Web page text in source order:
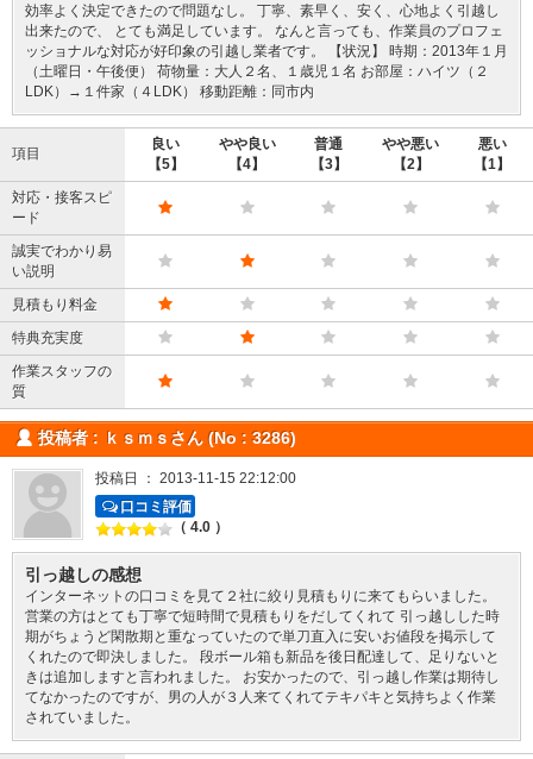
効率よく決定できたので問題なし。 丁寧、素早く、安く、心地よく引越し
出来たので、 とても満足しています。 なんと言っても、作業員のプロフェ
ッショナルな対応が好印象の引越し業者です。 【状況】 時期：2013年１月
（土曜日・午後便） 荷物量：大人２名、１歳児１名 お部屋：ハイツ（２
LDK）→１件家（４LDK） 移動距離：同市内
項目
良い
【5】
やや良い
【4】
普通
【3】
やや悪い
【2】
悪い
【1】
対応・接客スピ
ード
誠実でわかり易
い説明
見積もり料金
特典充実度
作業スタッフの
質
投稿者 : ｋｓｍｓさん (No : 3286)
投稿日 ： 2013-11-15 22:12:00
口コミ評価
（ 4.0 ）
引っ越しの感想
インターネットの口コミを見て２社に絞り見積もりに来てもらいました。
営業の方はとても丁寧で短時間で見積もりをだしてくれて 引っ越しした時
期がちょうど閑散期と重なっていたので単刀直入に安いお値段を掲示して
くれたので即決しました。 段ボール箱も新品を後日配達して、足りないと
きは追加しますと言われました。 お安かったので、引っ越し作業は期待し
てなかったのですが、男の人が３人来てくれてテキパキと気持ちよく作業
されていました。